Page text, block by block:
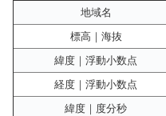
地域名
標高｜海抜
緯度｜浮動小数点
経度｜浮動小数点
緯度｜度分秒